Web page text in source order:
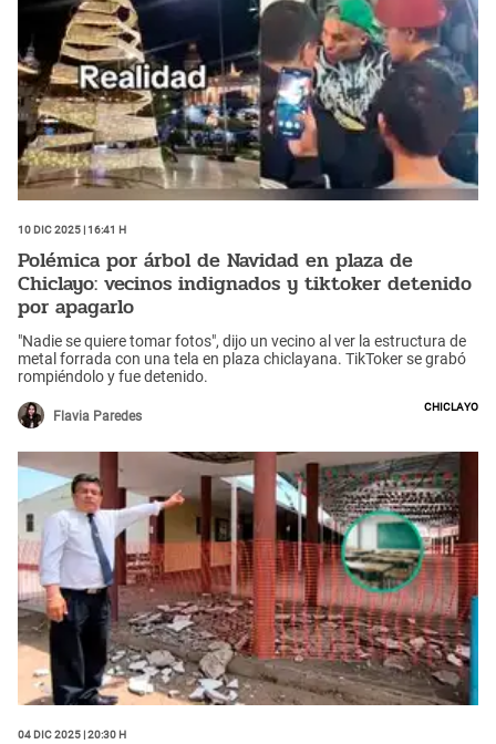
10 Dic 2025 | 16:41 h
Polémica por árbol de Navidad en plaza de
Chiclayo: vecinos indignados y tiktoker detenido
por apagarlo
"Nadie se quiere tomar fotos", dijo un vecino al ver la estructura de
metal forrada con una tela en plaza chiclayana. TikToker se grabó
rompiéndolo y fue detenido.
Flavia Paredes
Chiclayo
04 Dic 2025 | 20:30 h